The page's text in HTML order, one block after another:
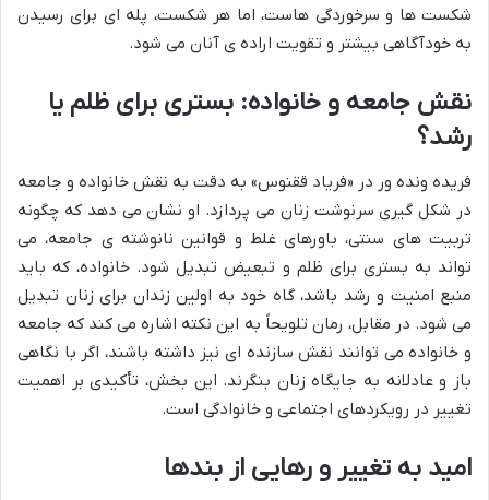
شکست ها و سرخوردگی هاست، اما هر شکست، پله ای برای رسیدن
به خودآگاهی بیشتر و تقویت اراده ی آنان می شود.
نقش جامعه و خانواده: بستری برای ظلم یا
رشد؟
فریده ونده ور در «فریاد ققنوس» به دقت به نقش خانواده و جامعه
در شکل گیری سرنوشت زنان می پردازد. او نشان می دهد که چگونه
تربیت های سنتی، باورهای غلط و قوانین نانوشته ی جامعه، می
تواند به بستری برای ظلم و تبعیض تبدیل شود. خانواده، که باید
منبع امنیت و رشد باشد، گاه خود به اولین زندان برای زنان تبدیل
می شود. در مقابل، رمان تلویحاً به این نکته اشاره می کند که جامعه
و خانواده می توانند نقش سازنده ای نیز داشته باشند، اگر با نگاهی
باز و عادلانه به جایگاه زنان بنگرند. این بخش، تأکیدی بر اهمیت
تغییر در رویکردهای اجتماعی و خانوادگی است.
امید به تغییر و رهایی از بندها